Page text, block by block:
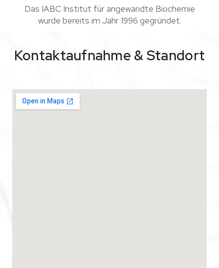
Das IABC Institut für angewandte Biochemie
wurde bereits im Jahr 1996 gegründet.
Kontaktaufnahme & Standort